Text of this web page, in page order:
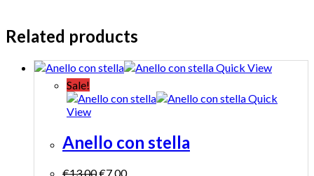
Related products
Quick View
Sale!
Quick
View
Anello con stella
€13.00€7.00